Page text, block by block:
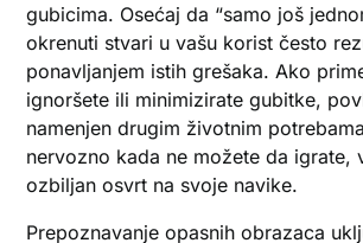
gubicima. Osećaj da “samo još
okrenuti stvari u vašu korist često
ponavljanjem istih grešaka. Ako
ignoršete ili minimizirate gubitke,
namenjen drugim životnim
nervozno kada ne možete da igrate,
ozbiljan osvrt na svoje navike.
Prepoznavanje opasnih obrazaca